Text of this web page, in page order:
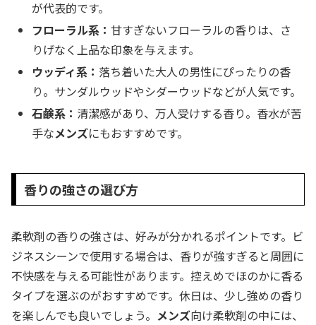
が代表的です。
フローラル系：甘すぎないフローラルの香りは、さ
りげなく上品な印象を与えます。
ウッディ系： 落ち着いた大人の男性にぴったりの香
り。サンダルウッドやシダーウッドなどが人気です。
石鹸系： 清潔感があり、万人受けする香り。香水が苦
手なメンズにもおすすめです。
香りの強さの選び方
柔軟剤の香りの強さは、好みが分かれるポイントです。ビ
ジネスシーンで使用する場合は、香りが強すぎると周囲に
不快感を与える可能性があります。控えめでほのかに香る
タイプを選ぶのがおすすめです。休日は、少し強めの香り
を楽しんでも良いでしょう。 メンズ向け柔軟剤の中には、